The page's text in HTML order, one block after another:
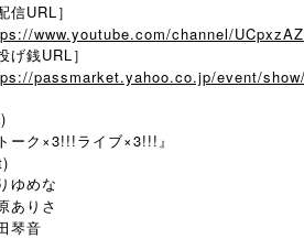
信URL］
www.youtube.com/channel/
げ銭URL］
passmarket.yahoo.co.jp/event/
トーク×3!!!ライブ×3!!!』
ゆめな
ありさ
琴音